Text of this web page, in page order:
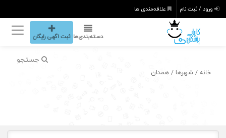
ورود / ثبت نام علاقه‌مندی ها
دسته‌بندی‌ها ثبت اگهی رایگان
جستجو
خانه / شهرها / همدان